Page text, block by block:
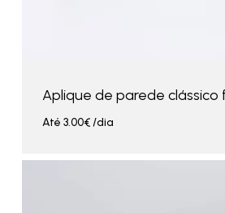
Aplique de parede clássico
Até 3.00€/dia